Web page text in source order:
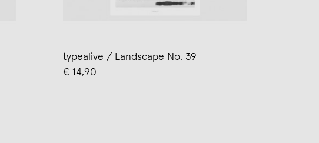
typealive / Landscape No. 39
€ 14,90